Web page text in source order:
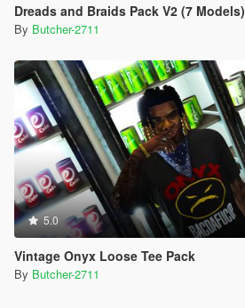
Dreads and Braids Pack V2 (7 Models)
By Butcher-2711
5.0
Vintage Onyx Loose Tee Pack
By Butcher-2711